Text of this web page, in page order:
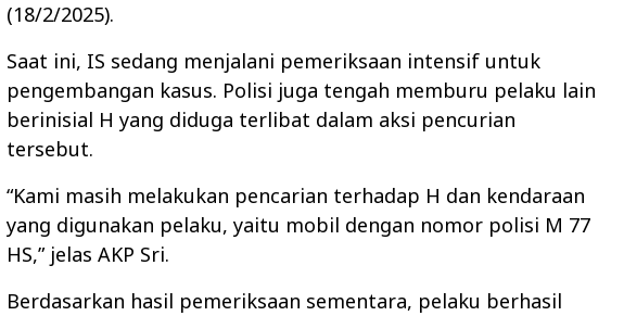
(18/2/2025).
Saat ini, IS sedang menjalani pemeriksaan intensif untuk
pengembangan kasus. Polisi juga tengah memburu pelaku lain
berinisial H yang diduga terlibat dalam aksi pencurian
tersebut.
“Kami masih melakukan pencarian terhadap H dan kendaraan
yang digunakan pelaku, yaitu mobil dengan nomor polisi M 77
HS,” jelas AKP Sri.
Berdasarkan hasil pemeriksaan sementara, pelaku berhasil